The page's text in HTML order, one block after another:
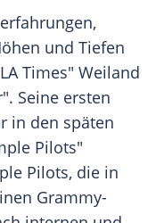
und Tiefen
Times" Weiland
Seine ersten
in den späten
Pilots"
Pilots, die in
Grammy-